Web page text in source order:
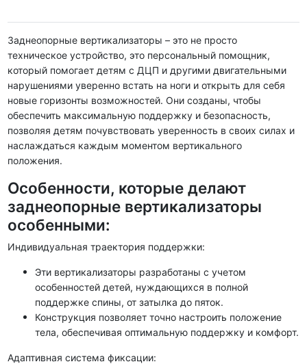
Заднеопорные вертикализаторы – это не просто
техническое устройство, это персональный помощник,
который помогает детям с ДЦП и другими двигательными
нарушениями уверенно встать на ноги и открыть для себя
новые горизонты возможностей. Они созданы, чтобы
обеспечить максимальную поддержку и безопасность,
позволяя детям почувствовать уверенность в своих силах и
наслаждаться каждым моментом вертикального
положения.
Особенности, которые делают
заднеопорные вертикализаторы
особенными:
Индивидуальная траектория поддержки:
Эти вертикализаторы разработаны с учетом
особенностей детей, нуждающихся в полной
поддержке спины, от затылка до пяток.
Конструкция позволяет точно настроить положение
тела, обеспечивая оптимальную поддержку и комфорт.
Адаптивная система фиксации: